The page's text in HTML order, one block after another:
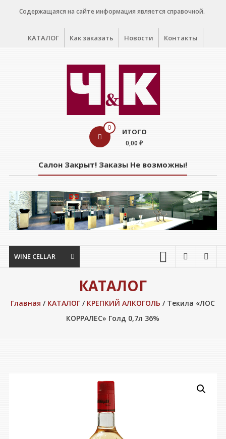
Содержащаяся на сайте информация является справочной.
КАТАЛОГ Как заказать Новости Контакты
дегустации
0 ИТОГО
0,00 ₽
Салон Закрыт! Заказы Не возможны!
WINE CELLAR
КАТАЛОГ
Главная / КАТАЛОГ / КРЕПКИЙ АЛКОГОЛЬ / Текила «ЛОС
КОРРАЛЕС» Голд 0,7л 36%